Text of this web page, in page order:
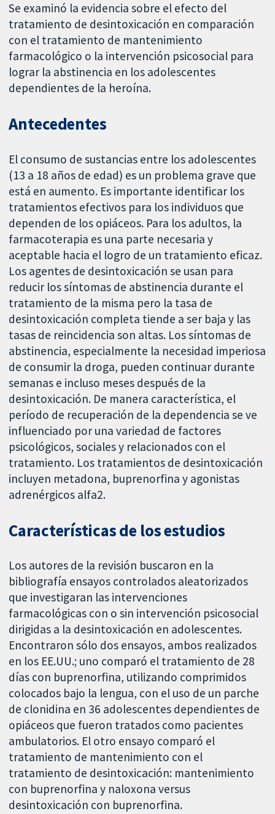
Se examinó la evidencia sobre el efecto del
tratamiento de desintoxicación en comparación
con el tratamiento de mantenimiento
farmacológico o la intervención psicosocial para
lograr la abstinencia en los adolescentes
dependientes de la heroína.
Antecedentes
El consumo de sustancias entre los adolescentes
(13 a 18 años de edad) es un problema grave que
está en aumento. Es importante identificar los
tratamientos efectivos para los individuos que
dependen de los opiáceos. Para los adultos, la
farmacoterapia es una parte necesaria y
aceptable hacia el logro de un tratamiento eficaz.
Los agentes de desintoxicación se usan para
reducir los síntomas de abstinencia durante el
tratamiento de la misma pero la tasa de
desintoxicación completa tiende a ser baja y las
tasas de reincidencia son altas. Los síntomas de
abstinencia, especialmente la necesidad imperiosa
de consumir la droga, pueden continuar durante
semanas e incluso meses después de la
desintoxicación. De manera característica, el
período de recuperación de la dependencia se ve
influenciado por una variedad de factores
psicológicos, sociales y relacionados con el
tratamiento. Los tratamientos de desintoxicación
incluyen metadona, buprenorfina y agonistas
adrenérgicos alfa2.
Características de los estudios
Los autores de la revisión buscaron en la
bibliografía ensayos controlados aleatorizados
que investigaran las intervenciones
farmacológicas con o sin intervención psicosocial
dirigidas a la desintoxicación en adolescentes.
Encontraron sólo dos ensayos, ambos realizados
en los EE.UU.; uno comparó el tratamiento de 28
días con buprenorfina, utilizando comprimidos
colocados bajo la lengua, con el uso de un parche
de clonidina en 36 adolescentes dependientes de
opiáceos que fueron tratados como pacientes
ambulatorios. El otro ensayo comparó el
tratamiento de mantenimiento con el
tratamiento de desintoxicación: mantenimiento
con buprenorfina y naloxona versus
desintoxicación con buprenorfina.